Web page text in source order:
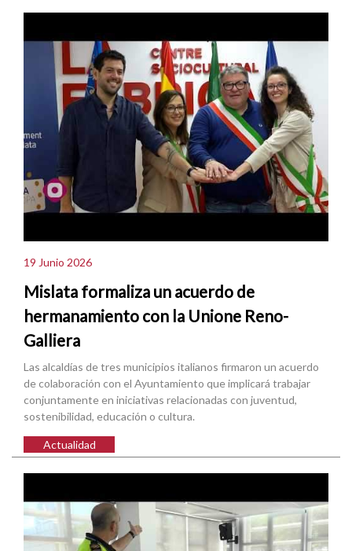
19 Junio 2026
Mislata formaliza un acuerdo de
hermanamiento con la Unione Reno-
Galliera
Las alcaldías de tres municipios italianos firmaron un acuerdo
de colaboración con el Ayuntamiento que implicará trabajar
conjuntamente en iniciativas relacionadas con juventud,
sostenibilidad, educación o cultura.
Actualidad